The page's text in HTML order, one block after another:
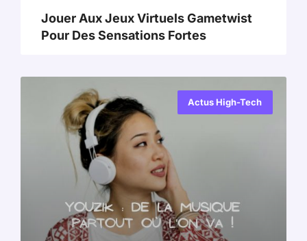
Jouer Aux Jeux Virtuels Gametwist
Pour Des Sensations Fortes
Actus High-Tech